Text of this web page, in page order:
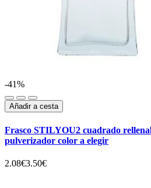
-41%
Añadir a cesta
Frasco STILYOU2 cuadrado
pulverizador color a elegir
2.08€3.50€